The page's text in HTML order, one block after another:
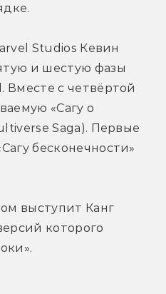
Studios Кевин
и шестую фазы
Вместе с четвёртой
«Сагу о
Saga). Первые
бесконечности»
выступит Канг
которого